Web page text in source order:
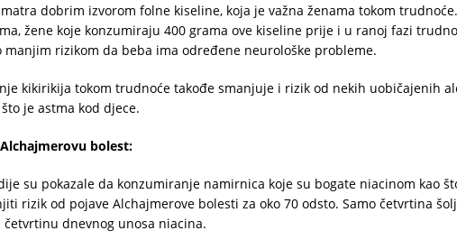
dobrim izvorom folne kiseline, koja je važna ženama tokom
žene koje konzumiraju 400 grama ove kiseline prije i u ranoj fazi
manjim rizikom da beba ima određene neurološke probleme.
kikirikija tokom trudnoće takođe smanjuje i rizik od nekih uobičajenih
je astma kod djece.
bolest:
su pokazale da konzumiranje namirnica koje su bogate niacinom kao
rizik od pojave Alchajmerove bolesti za oko 70 odsto. Samo četvrtina
četvrtinu dnevnog unosa niacina.